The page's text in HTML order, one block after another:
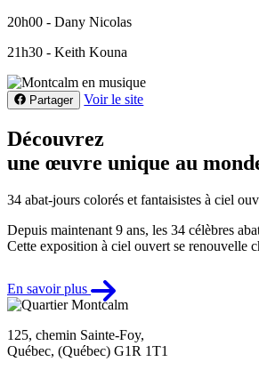
20h00 - Dany Nicolas
21h30 - Keith Kouna
Partager Voir le site
Découvrez
une œuvre unique au
34 abat-jours colorés et fantaisistes à ciel
Depuis maintenant 9 ans, les 34 célèbres
Cette exposition à ciel ouvert se renouvelle
En savoir plus
125, chemin Sainte-Foy,
Québec, (Québec) G1R 1T1